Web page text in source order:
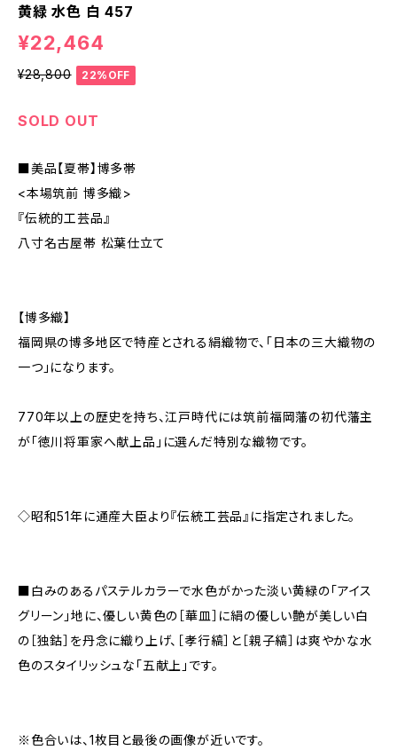
黄緑 水色 白 457
¥22,464
¥28,800 22%OFF
SOLD OUT
■美品【夏帯】博多帯
<本場筑前 博多織>
『伝統的工芸品』
八寸名古屋帯 松葉仕立て
【博多織】
福岡県の博多地区で特産とされる絹織物で、「日本の三大織物の
一つ」になります。
770年以上の歴史を持ち、江戸時代には筑前福岡藩の初代藩主
が「徳川将軍家へ献上品」に選んだ特別な織物です。
◇昭和51年に通産大臣より『伝統工芸品』に指定されました。
■白みのあるパステルカラーで水色がかった淡い黄緑の「アイス
グリーン」地に、優しい黄色の［華皿］に絹の優しい艶が美しい白
の［独鈷］を丹念に織り上げ、［孝行縞］と［親子縞］は爽やかな水
色のスタイリッシュな「五献上」です。
※色合いは、1枚目と最後の画像が近いです。